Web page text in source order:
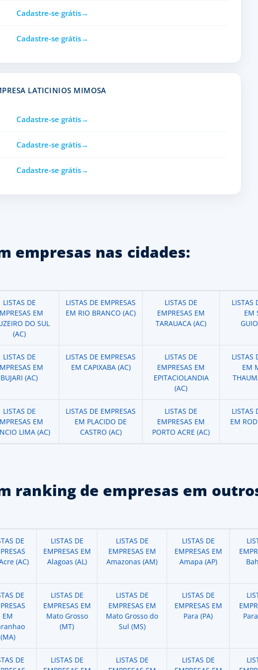
Cadastre-se grátis
Cadastre-se grátis
LATICINIOS MIMOSA
Cadastre-se grátis
Cadastre-se grátis
Cadastre-se grátis
empresas nas cidades:
LISTAS DE
EM
DO SUL
(AC)
LISTAS DE EMPRESAS
EM RIO BRANCO (AC)
LISTAS DE
EMPRESAS EM
TARAUACA (AC)
LISTAS
EM
LISTAS DE
EM
BUJARI (AC)
LISTAS DE EMPRESAS
EM CAPIXABA (AC)
LISTAS DE
EMPRESAS EM
EPITACIOLANDIA
(AC)
LISTAS
EM
LISTAS DE
EM
LIMA (AC)
LISTAS DE EMPRESAS
EM PLACIDO DE
CASTRO (AC)
LISTAS DE
EMPRESAS EM
PORTO ACRE (AC)
LISTAS
EM
ranking de empresas em
DE
(AC)
LISTAS DE
EMPRESAS EM
Alagoas (AL)
LISTAS DE
EMPRESAS EM
Amazonas (AM)
LISTAS DE
EMPRESAS EM
Amapa (AP)
DE
EM
(MA)
LISTAS DE
EMPRESAS EM
Mato Grosso
(MT)
LISTAS DE
EMPRESAS EM
Mato Grosso do
Sul (MS)
LISTAS DE
EMPRESAS EM
Para (PA)
DE
LISTAS DE
LISTAS DE
LISTAS DE